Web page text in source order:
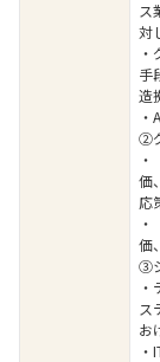
ス
対
手
造
②
価
応
価
③
ス
お